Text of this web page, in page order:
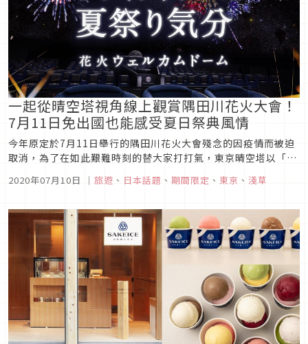
一起從晴空塔視角線上觀賞隅田川花火大會！
7月11日免出國也能感受夏日祭典風情
今年原定於7月11日舉行的隅田川花火大會殘念的因疫情而被迫
取消，為了在如此艱難時刻的替大家打打氣，東京晴空塔以「連
時無法出國的台灣朋友們都能透過官方Youtube頻道一起欣賞首
友一起線上收...
2020年07月10日 ｜ 旅遊 、 日本話題 、 期間限定 、 東京 、 淺草